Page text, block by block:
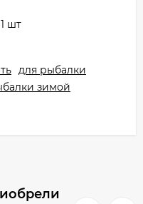
шт
для рыбалки
зимой